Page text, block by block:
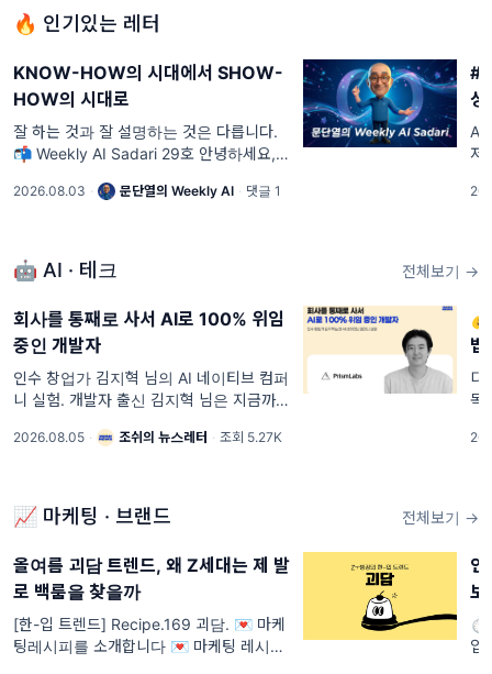
🔥 인기있는 레터
KNOW-HOW의 시대에서 SHOW-
HOW의 시대로
잘 하는 것과 잘 설명하는 것은 다릅니다.
📬 Weekly AI Sadari 29호 안녕하세요,
해보면 알아요"라는 흔한 말 한마디가, 사실
2026.08.03 · 문단열의 Weekly AI · 댓글 1
성
AI
저
“
🤖 AI · 테크 전체보기 →
회사를 통째로 사서 AI로 100% 위임
중인 개발자
인수 창업가 김지혁 님의 AI 네이티브 컴퍼
니 실험. 개발자 출신 김지혁 님은 지금까지
처음으로 SaaS를 샀습니다. 아기 타이즈를
2026.08.05 · 조쉬의 뉴스레터 · 조회 5.27K
디
독
는
📈 마케팅 · 브랜드 전체보기 →
올여름 괴담 트렌드, 왜 Z세대는 제 발
로 백룸을 찾을까
[한-입 트렌드] Recipe.169 괴담. 💌 마케
팅레시피를 소개합니다 💌 마케팅 레시피
연
보
⏱️
입